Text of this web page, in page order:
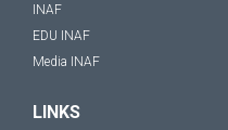
INAF
EDU INAF
Media INAF
LINKS